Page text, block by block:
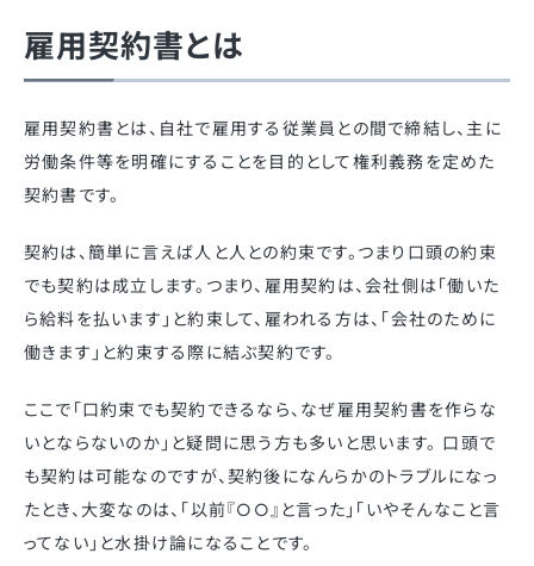
雇用契約書とは
雇用契約書とは、自社で雇用する従業員との間で締結し、主に
労働条件等を明確にすることを目的として権利義務を定めた
契約書です。
契約は、簡単に言えば人と人との約束です。つまり口頭の約束
でも契約は成立します。つまり、雇用契約は、会社側は「働いた
ら給料を払います」と約束して、雇われる方は、「会社のために
働きます」と約束する際に結ぶ契約です。
ここで「口約束でも契約できるなら、なぜ雇用契約書を作らな
いとならないのか」と疑問に思う方も多いと思います。 口頭で
も契約は可能なのですが、契約後になんらかのトラブルになっ
たとき、大変なのは、「以前『○○』と言った」「いやそんなこと言
ってない」と水掛け論になることです。